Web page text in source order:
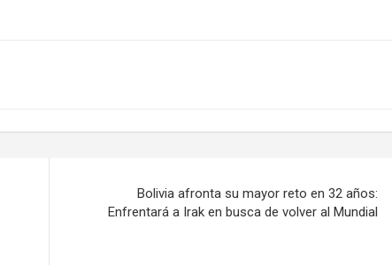
Bolivia afronta su mayor reto en 32 años:
Enfrentará a Irak en busca de volver al Mundial